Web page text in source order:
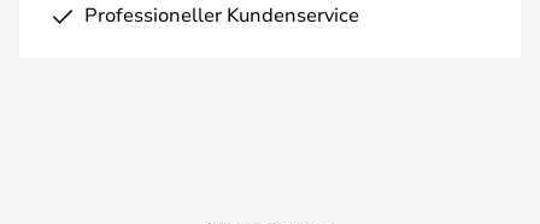
Professioneller Kundenservice